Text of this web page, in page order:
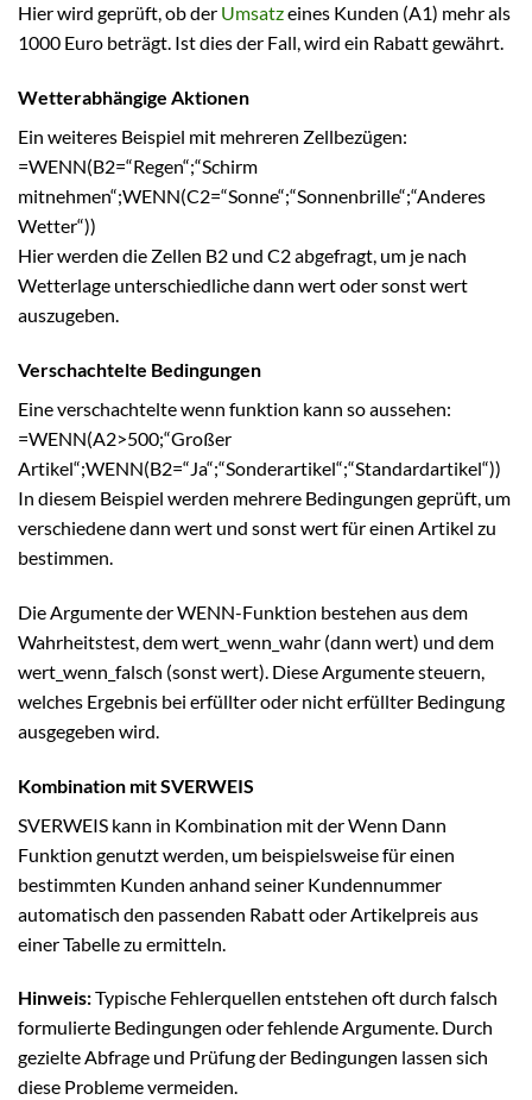
Hier wird geprüft, ob der Umsatzeines Kunden (A1) mehr als
1000 Euro beträgt. Ist dies der Fall, wird ein Rabatt gewährt.
Wetterabhängige Aktionen
Ein weiteres Beispiel mit mehreren Zellbezügen:
=WENN(B2=“Regen“;“Schirm
mitnehmen“;WENN(C2=“Sonne“;“Sonnenbrille“;“Anderes
Wetter“))
Hier werden die Zellen B2 und C2 abgefragt, um je nach
Wetterlage unterschiedliche dann wert oder sonst wert
auszugeben.
Verschachtelte Bedingungen
Eine verschachtelte wenn funktion kann so aussehen:
=WENN(A2>500;“Großer
Artikel“;WENN(B2=“Ja“;“Sonderartikel“;“Standardartikel“))
In diesem Beispiel werden mehrere Bedingungen geprüft, um
verschiedene dann wert und sonst wert für einen Artikel zu
bestimmen.
Die Argumente der WENN-Funktion bestehen aus dem
Wahrheitstest, dem wert_wenn_wahr (dann wert) und dem
wert_wenn_falsch (sonst wert). Diese Argumente steuern,
welches Ergebnis bei erfüllter oder nicht erfüllter Bedingung
ausgegeben wird.
Kombination mit SVERWEIS
SVERWEIS kann in Kombination mit der Wenn Dann
Funktion genutzt werden, um beispielsweise für einen
bestimmten Kunden anhand seiner Kundennummer
automatisch den passenden Rabatt oder Artikelpreis aus
einer Tabelle zu ermitteln.
Hinweis:Typische Fehlerquellen entstehen oft durch falsch
formulierte Bedingungen oder fehlende Argumente. Durch
gezielte Abfrage und Prüfung der Bedingungen lassen sich
diese Probleme vermeiden.